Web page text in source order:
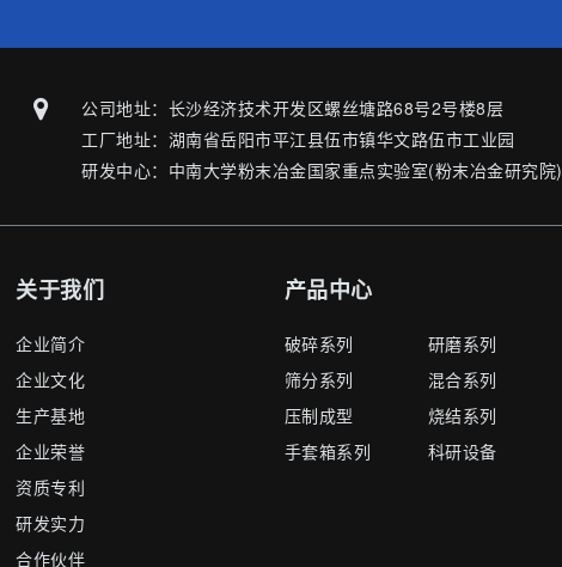
公司地址：长沙经济技术开发区螺丝塘路68号2号楼8层
工厂地址：湖南省岳阳市平江县伍市镇华文路伍市工业园
研发中心：中南大学粉末冶金国家重点实验室(粉末冶金研究院)
关于我们
企业简介
企业文化
生产基地
企业荣誉
资质专利
研发实力
合作伙伴
产品中心
破碎系列
研磨系列
筛分系列
混合系列
压制成型
烧结系列
手套箱系列
科研设备